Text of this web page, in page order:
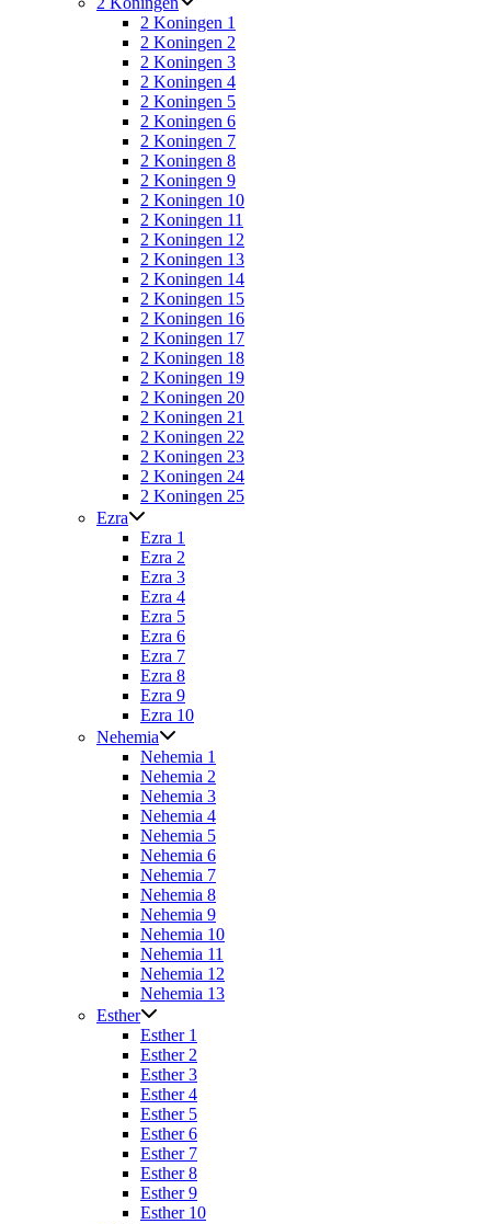
2 Koningen 1
2 Koningen 2
2 Koningen 3
2 Koningen 4
2 Koningen 5
2 Koningen 6
2 Koningen 7
2 Koningen 8
2 Koningen 9
2 Koningen 10
2 Koningen 11
2 Koningen 12
2 Koningen 13
2 Koningen 14
2 Koningen 15
2 Koningen 16
2 Koningen 17
2 Koningen 18
2 Koningen 19
2 Koningen 20
2 Koningen 21
2 Koningen 22
2 Koningen 23
2 Koningen 24
2 Koningen 25
Ezra
Ezra 1
Ezra 2
Ezra 3
Ezra 4
Ezra 5
Ezra 6
Ezra 7
Ezra 8
Ezra 9
Ezra 10
Nehemia
Nehemia 1
Nehemia 2
Nehemia 3
Nehemia 4
Nehemia 5
Nehemia 6
Nehemia 7
Nehemia 8
Nehemia 9
Nehemia 10
Nehemia 11
Nehemia 12
Nehemia 13
Esther
Esther 1
Esther 2
Esther 3
Esther 4
Esther 5
Esther 6
Esther 7
Esther 8
Esther 9
Esther 10